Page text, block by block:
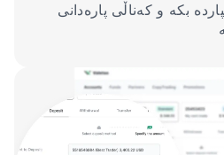
بکە و کەناڵی پارەدانی